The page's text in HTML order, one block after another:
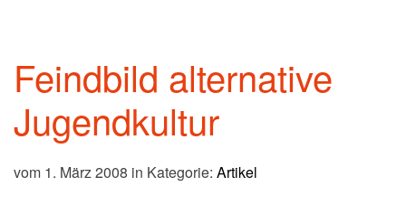
Feindbild alternative
Jugendkultur
vom 1. März 2008 in Kategorie: Artikel